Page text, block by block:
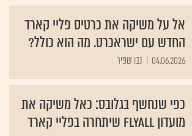
אל על משיקה את כרטיס פליי קארד
החדש עם ישראכרט. מה הוא כולל?
04.06.2026 נבו שפיר
כפי שנחשף בגלובס: כאל משיקה את
מועדון FlyAll שיתחרה בפליי קארד